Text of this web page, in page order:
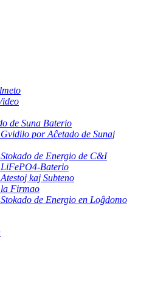
de Suna Baterio
por Aĉetado de Sunaj
de Energio de C&I
Baterio
kaj Subteno
Firmao
de Energio en Loĝdomo